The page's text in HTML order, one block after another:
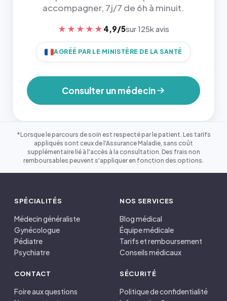
accompagner, 7j/7 de 6h à minuit.
★★★★★ 4,9/5sur 125k avis
AGRÉÉ PAR LE MINISTÈRE DE LA SANTÉ
Consulter un médecin
*Lorsque le parcours de soin est respecté par le patient. Les tarifs
appliqués sont ceux de l'Assurance Maladie, sans coût
supplémentaire lié à l'accès à la consultation. Des frais non
remboursables peuvent s'appliquer en fonction des options.
SPÉCIALITÉS
Médecin généraliste
Gynécologue
Pédiatre
Psychiatre
NOS SERVICES
Blog médical
Équipe médicale
Tarifs et remboursement
Conseils médicaux
CONTACT
Foire aux questions
SÉCURITÉ
Politique de confidentialité